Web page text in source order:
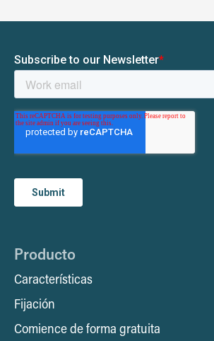
Producto
Características
Fijación
Comience de forma gratuita